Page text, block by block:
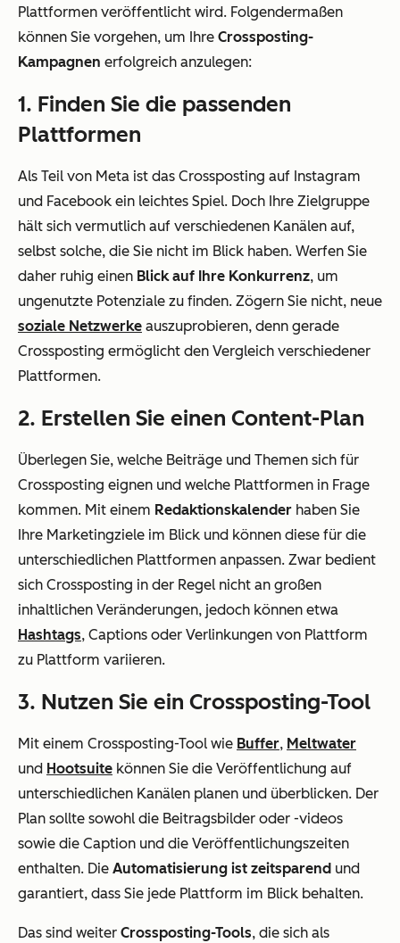
Plattformen veröffentlicht wird. Folgendermaßen
können Sie vorgehen, um Ihre Crossposting-
Kampagnen erfolgreich anzulegen:
1. Finden Sie die passenden
Plattformen
Als Teil von Meta ist das Crossposting auf Instagram
und Facebook ein leichtes Spiel. Doch Ihre Zielgruppe
hält sich vermutlich auf verschiedenen Kanälen auf,
selbst solche, die Sie nicht im Blick haben. Werfen Sie
daher ruhig einen Blick auf Ihre Konkurrenz, um
ungenutzte Potenziale zu finden. Zögern Sie nicht, neue
soziale Netzwerke auszuprobieren, denn gerade
Crossposting ermöglicht den Vergleich verschiedener
Plattformen.
2. Erstellen Sie einen Content-Plan
Überlegen Sie, welche Beiträge und Themen sich für
Crossposting eignen und welche Plattformen in Frage
kommen. Mit einem Redaktionskalender haben Sie
Ihre Marketingziele im Blick und können diese für die
unterschiedlichen Plattformen anpassen. Zwar bedient
sich Crossposting in der Regel nicht an großen
inhaltlichen Veränderungen, jedoch können etwa
Hashtags, Captions oder Verlinkungen von Plattform
zu Plattform variieren.
3. Nutzen Sie ein Crossposting-Tool
Mit einem Crossposting-Tool wie Buffer, Meltwater
und Hootsuite können Sie die Veröffentlichung auf
unterschiedlichen Kanälen planen und überblicken. Der
Plan sollte sowohl die Beitragsbilder oder -videos
sowie die Caption und die Veröffentlichungszeiten
enthalten. Die Automatisierung ist zeitsparend und
garantiert, dass Sie jede Plattform im Blick behalten.
Das sind weiter Crossposting-Tools, die sich als